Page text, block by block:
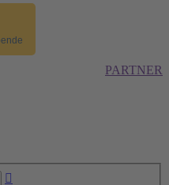
PARTNER
Suche